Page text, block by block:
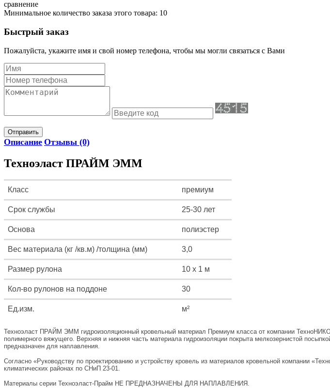
сравнение
Минимальное количество заказа этого товара: 10
Быстрый заказ
Пожалуйста, укажите имя и свой номер телефона, чтобы мы могли связаться с Вами
Отправить
Описание Отзывы (0)
Техноэласт ПРАЙМ ЭММ
Класс премиум
Срок службы 25-30 лет
Основа полиэстер
Вес материала (кг /кв.м) /толщина (мм) 3,0
Размер рулона 10 х 1 м
Кол-во рулонов на поддоне 30
Ед.изм. м²
Техноэласт ПРАЙМ ЭММ гидроизоляционный кровельный материал Премиум класса от компании
полимерного вяжущего. Верхняя и нижняя часть материала гидроизоляции покрыта мелкозернистой
предназначен для наплавления.
Согласно «Руководству по проектированию и устройству кровель из материалов кровельной компании
климатических районах по СНиП 23-01.
Материалы серии Техноэласт-Прайм НЕ ПРЕДНАЗНАЧЕНЫ ДЛЯ НАПЛАВЛЕНИЯ.